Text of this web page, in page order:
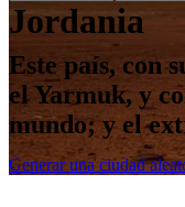
Jordania
Este país, con
el Yarmuk, y
mundo; y el
Generar una ciudad